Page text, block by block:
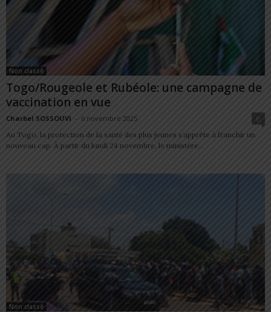
Non classé
Togo/Rougeole et Rubéole: une campagne de
vaccination en vue
Charbel SOSSOUVI - 6 novembre 2025
0
Au Togo, la protection de la santé des plus jeunes s’apprête à franchir un
nouveau cap. À partir du lundi 24 novembre, le ministère...
Non classé